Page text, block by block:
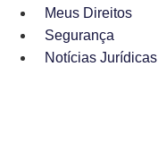
Meus Direitos
Segurança
Notícias Jurídicas